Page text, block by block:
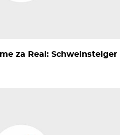
za Real: Schweinsteiger